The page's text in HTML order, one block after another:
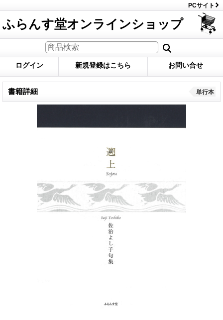
PCサイト
ふらんす堂オンラインショップ
ログイン 新規登録はこちら お問い合せ
書籍詳細 単行本